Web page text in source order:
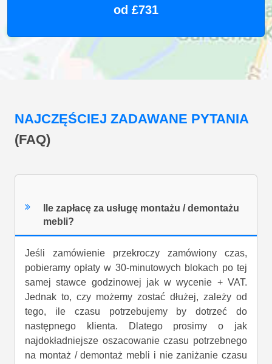
od £731
NAJCZĘŚCIEJ ZADAWANE PYTANIA
(FAQ)
Ile zapłacę za usługę montażu / demontażu
mebli?
Jeśli zamówienie przekroczy zamówiony czas,
pobieramy opłaty w 30-minutowych blokach po tej
samej stawce godzinowej jak w wycenie + VAT.
Jednak to, czy możemy zostać dłużej, zależy od
tego, ile czasu potrzebujemy by dotrzeć do
następnego klienta. Dlatego prosimy o jak
najdokładniejsze oszacowanie czasu potrzebnego
na montaż / demontaż mebli i nie zaniżanie czasu